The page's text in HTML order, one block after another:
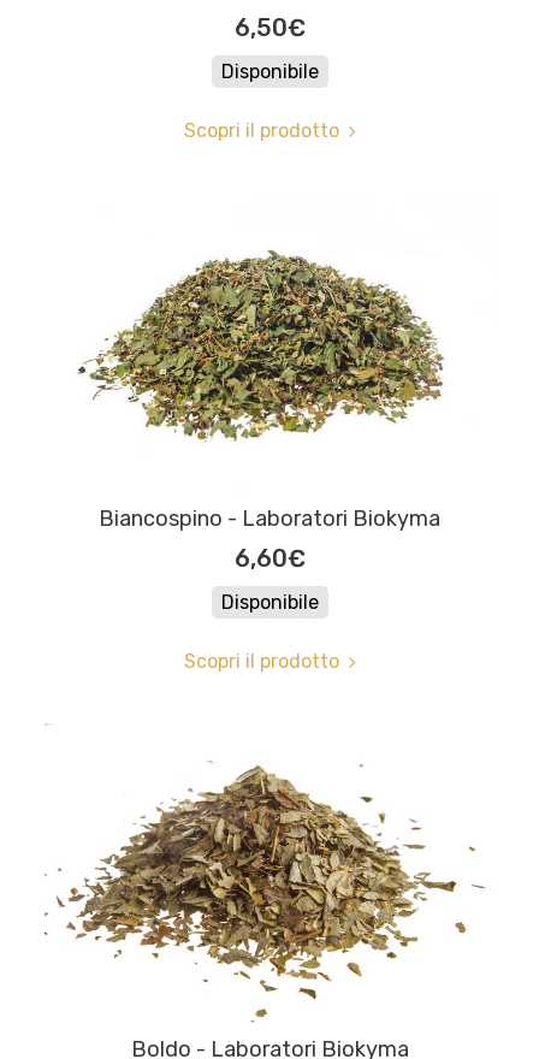
6,50€
Disponibile
Scopri il prodotto
Biancospino - Laboratori Biokyma
6,60€
Disponibile
Scopri il prodotto
Boldo - Laboratori Biokyma